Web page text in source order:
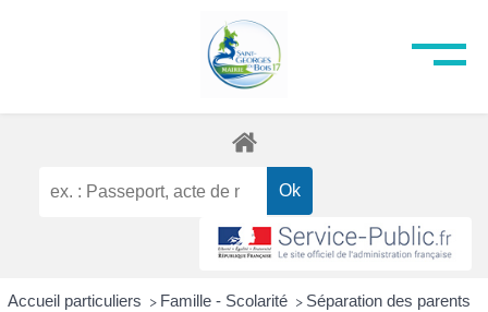
Accueil particuliers > Famille - Scolarité > Séparation des parents